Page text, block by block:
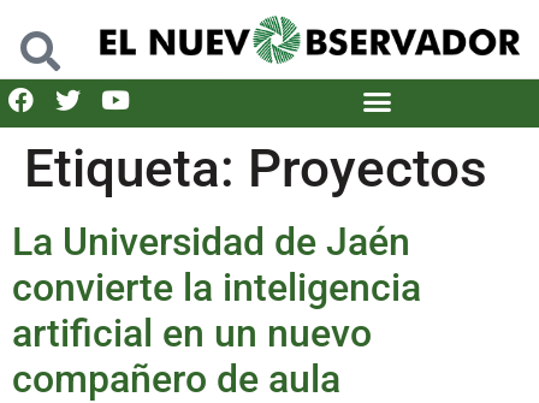
Etiqueta: Proyectos
La Universidad de Jaén
convierte la inteligencia
artificial en un nuevo
compañero de aula